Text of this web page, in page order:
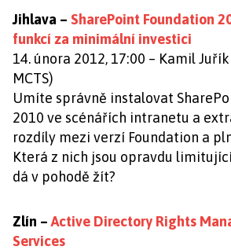
Jihlava – SharePoint Foundation
funkcí za minimální investici
14. února 2012, 17:00 – Kamil Juřík
MCTS)
Umíte správně instalovat
2010 ve scénářích intranetu a
rozdíly mezi verzí Foundation a
Která z nich jsou opravdu
dá v pohodě žít?
Zlín –Active Directory Rights
Services